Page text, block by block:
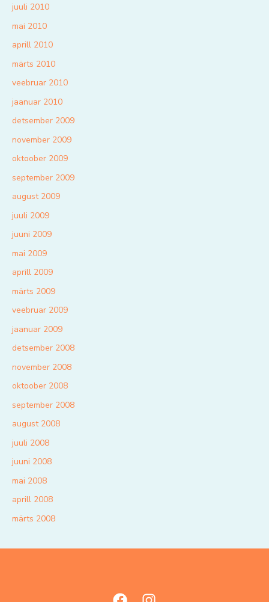
juuli 2010
mai 2010
aprill 2010
märts 2010
veebruar 2010
jaanuar 2010
detsember 2009
november 2009
oktoober 2009
september 2009
august 2009
juuli 2009
juuni 2009
mai 2009
aprill 2009
märts 2009
veebruar 2009
jaanuar 2009
detsember 2008
november 2008
oktoober 2008
september 2008
august 2008
juuli 2008
juuni 2008
mai 2008
aprill 2008
märts 2008